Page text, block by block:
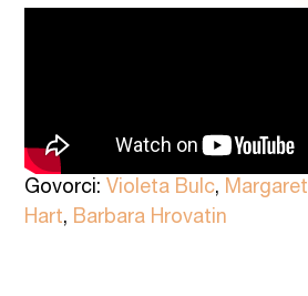
Govorci: Violeta Bulc,
Hart, Barbara Hrovatin